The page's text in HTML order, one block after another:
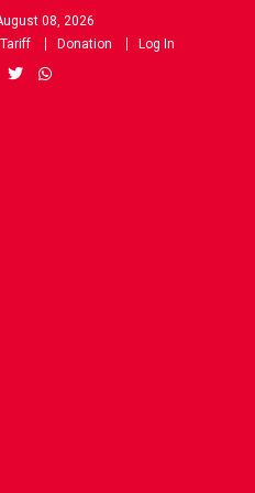
08, 2026
Donation Log In